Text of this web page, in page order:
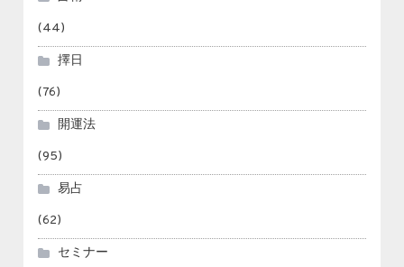
(44)
擇日
(76)
開運法
(95)
易占
(62)
セミナー